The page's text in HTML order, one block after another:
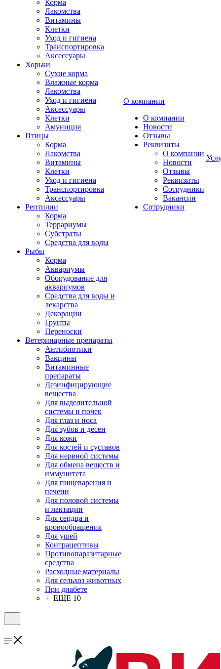
Корма
Лакомства
Витамины
Клетки
Уход и гигиена
Транспортировка
Аксессуары
Хорьки
Сухие корма
Влажные корма
Лакомства
Уход и гигиена
Аксессуары
Клетки
Амуниция
Птицы
Корма
Лакомства
Витамины
Клетки
Уход и гигиена
Транспортировка
Аксессуары
Рептилии
Корма
Террариумы
Субстраты
Средства для воды
Рыбы
Корма
Аквариумы
Оборудование для
аквариумов
Средства для воды и
лекарства
Декорации
Грунты
Переноски
Ветеринарные препараты
Антибиотики
Вакцины
Витаминные
препараты
Дезинфицирующие
вещества
Для выделительной
системы и почек
Для глаз и носа
Для зубов и десен
Для кожи
Для костей и суставов
Для нервной системы
Для обмена веществ и
иммунитета
Для пищеварения и
печени
Для половой системы
и лактации
Для сердца и
кровообращения
Для ушей
Контрацептивы
Противопаразитарные
средства
Расходные материалы
Для сельхоз животных
При диабете
+ ЕЩЕ 10
О компании
О компании
Новости
Отзывы
Реквизиты
О компании
Новости
Отзывы
Реквизиты
Сотрудники
Вакансии
Сотрудники